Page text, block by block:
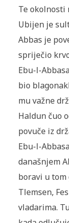
Te okolnosti
Ubijen je
Abbas je
spriječio
Ebu-l-
bio
mu važne
Haldun čuo
povuče iz
Ebu-l-
današnjem
boravi u tom
Tlemsen,
vladarima.